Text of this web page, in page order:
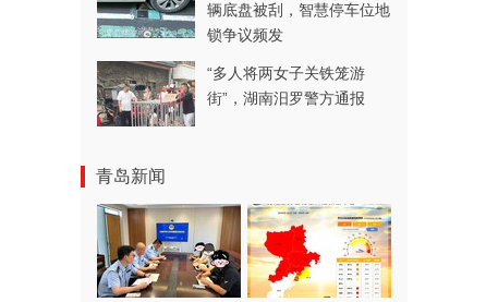
辆底盘被刮，智慧停车位地
锁争议频发
“多人将两女子关铁笼游
街”，湖南汨罗警方通报
青岛新闻